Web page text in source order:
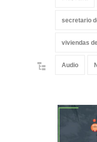
secretario
viviendas
Audio